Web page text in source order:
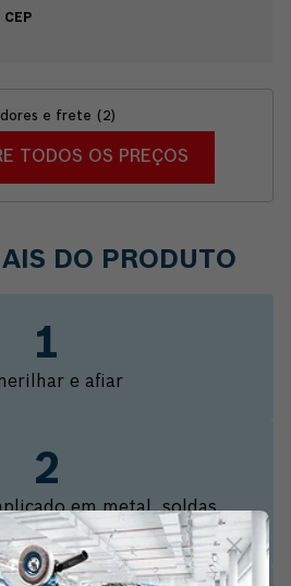
e frete ( 2)
TODOS OS PREÇOS
DO PRODUTO
e afiar
em metal, soldas,
e oxidação